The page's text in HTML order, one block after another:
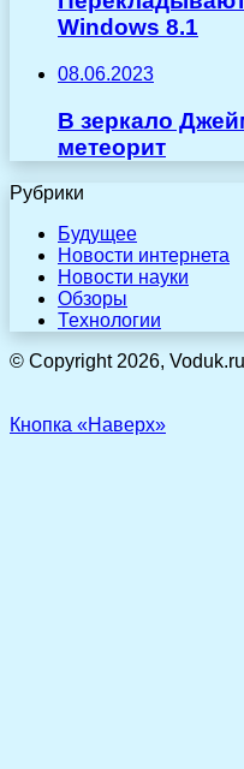
Windows 8.1
08.06.2023
В зеркало
метеорит
Рубрики
Будущее
Новости интернета
Новости науки
Обзоры
Технологии
© Copyright 2026, Voduk.ru
Кнопка «Наверх»